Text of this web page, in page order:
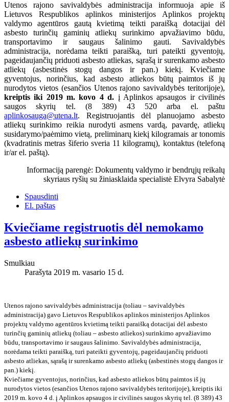
Utenos rajono savivaldybės administracija informuoja apie iš
Lietuvos Respublikos aplinkos ministerijos Aplinkos projektų
valdymo agentūros gautą kvietimą teikti paraišką dotacijai dėl
asbesto turinčių gaminių atliekų surinkimo apvažiavimo būdu,
transportavimo ir saugaus šalinimo gauti. Savivaldybės
administracija, norėdama teikti paraišką, turi pateikti gyventojų,
pageidaujančių priduoti asbesto atliekas, sąrašą ir surenkamo asbesto
atliekų (asbestinės stogų dangos ir pan.) kiekį. Kviečiame
gyventojus, norinčius, kad asbesto atliekos būtų paimtos iš jų
nurodytos vietos (esančios Utenos rajono savivaldybės teritorijoje),
kreiptis iki 2019 m. kovo 4 d. į Aplinkos apsaugos ir civilinės
saugos skyrių tel. (8 389) 43 520 arba el. paštu
aplinkosauga@utena.lt. Registruojantis dėl planuojamo asbesto
atliekų surinkimo reikia nurodyti asmens vardą, pavardę, atliekų
susidarymo/paėmimo vietą, preliminarų kiekį kilogramais ar tonomis
(kvadratinis metras šiferio sveria 11 kilogramų), kontaktus (telefoną
ir/ar el. paštą).
Informaciją parengė: Dokumentų valdymo ir bendrųjų reikalų
skyriaus ryšių su žiniasklaida specialistė Elvyra Sabalytė
Spausdinti
El. paštas
Kviečiame registruotis dėl nemokamo
asbesto atliekų surinkimo
Smulkiau
Parašyta 2019 m. vasario 15 d.
Utenos rajono savivaldybės administracija (toliau – savivaldybės
administracija) gavo Lietuvos Respublikos aplinkos ministerijos Aplinkos
projektų valdymo agentūros kvietimą teikti paraišką dotacijai dėl asbesto
turinčių gaminių atliekų (toliau – asbesto atliekos) surinkimo apvažiavimo
būdu, transportavimo ir saugaus šalinimo. Savivaldybės administracija,
norėdama teikti paraišką, turi pateikti gyventojų, pageidaujančių priduoti
asbesto atliekas, sąrašą ir surenkamo asbesto atliekų (asbestinės stogų dangos ir
pan.) kiekį.
Kviečiame gyventojus, norinčius, kad asbesto atliekos būtų paimtos iš jų
nurodytos vietos (esančios Utenos rajono savivaldybės teritorijoje), kreiptis iki
2019 m. kovo 4 d. į Aplinkos apsaugos ir civilinės saugos skyrių tel. (8 389) 43